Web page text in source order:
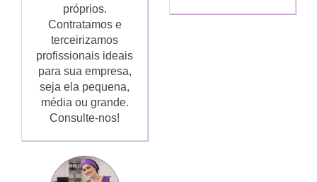
próprios.
Contratamos e
terceirizamos
profissionais ideais
para sua empresa,
seja ela pequena,
média ou grande.
Consulte-nos!